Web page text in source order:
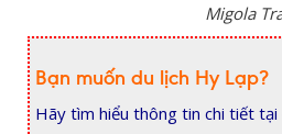
Migola
Bạn muốn du lịch Hy Lạp?
Hãy tìm hiểu thông tin chi tiết tại